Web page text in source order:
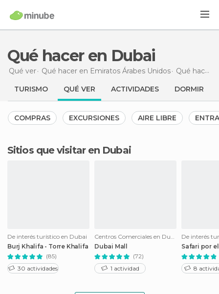
Qué hacer en Dubai
Qué ver Qué hacer en Emiratos Árabes Unidos Qué hacer en Dubai
TURISMO QUÉ VER ACTIVIDADES DORMIR
COMPRAS EXCURSIONES AIRE LIBRE
Sitios que visitar en Dubai
De interés turístico en Dubai
Burj Khalifa - Torre Khalifa
(85)
30 actividades
Centros Comerciales en Dubai
Dubai Mall
(72)
1 actividad
De interés
Safari por
8